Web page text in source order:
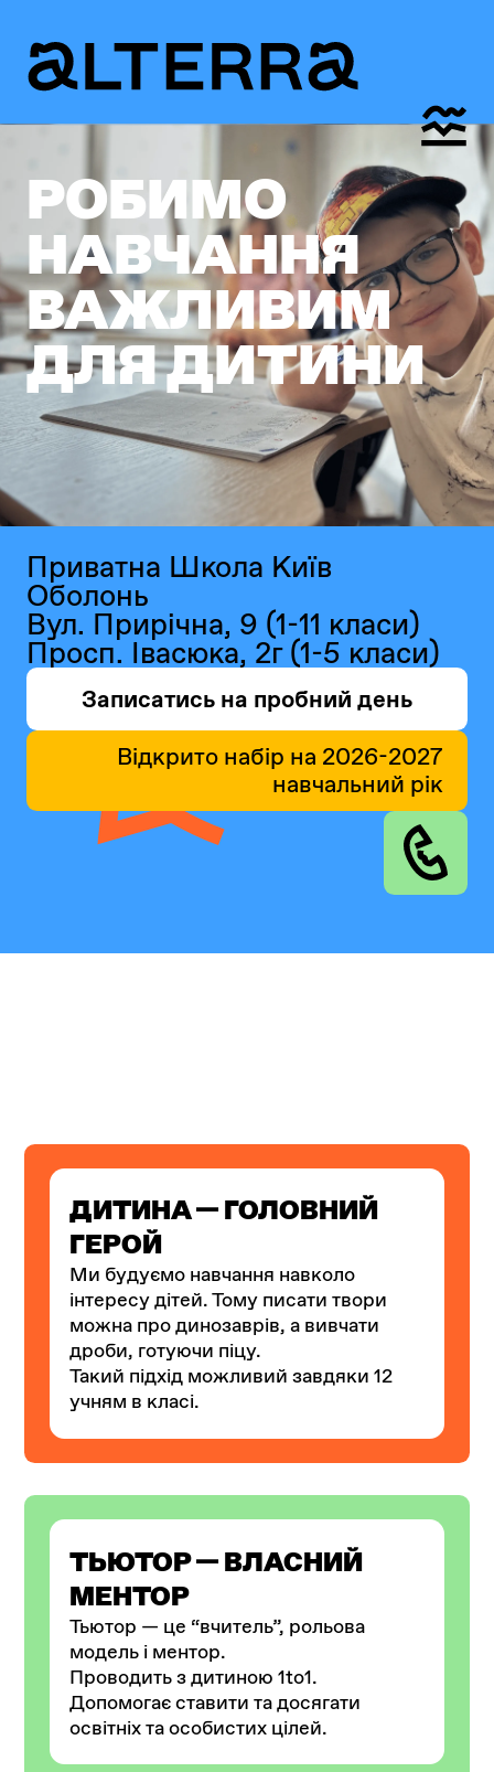
РОБИМО
НАВЧАННЯ
ВАЖЛИВИМ
ДЛЯ ДИТИНИ
Приватна Школа Київ
Оболонь
Вул. Прирічна, 9 (1-11 класи)
Просп. Івасюка, 2г (1-5 класи)
Записатись на пробний день
Відкрито набір на 2026-2027
навчальний рік
ДИТИНА — ГОЛОВНИЙ
ГЕРОЙ
Ми будуємо навчання навколо
інтересу дітей. Тому писати твори
можна про динозаврів, а вивчати
дроби, готуючи піцу.
Такий підхід можливий завдяки 12
учням в класі.
ТЬЮТОР — ВЛАСНИЙ
МЕНТОР
Тьютор — це “вчитель”, рольова
модель і ментор.
Проводить з дитиною 1to1.
Допомогає ставити та досягати
освітніх та особистих цілей.